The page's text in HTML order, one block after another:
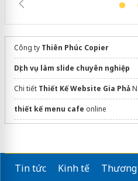
Công ty Thiên Phúc Copier
Dịch vụ làm slide chuyên nghiệp
Chi tiết Thiết Kế Website Gia Phả
thiết kế menu cafe online
công tysim số đẹp từ 299k
Tin tức Kinh tế